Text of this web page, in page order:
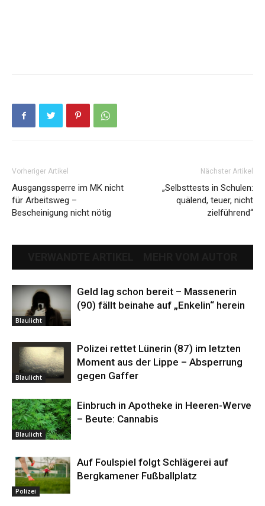
Vorheriger Artikel
Ausgangssperre im MK nicht
für Arbeitsweg –
Bescheinigung nicht nötig
Nächster Artikel
„Selbsttests in Schulen:
quälend, teuer, nicht
zielführend“
Blaulicht
Geld lag schon bereit – Massenerin
(90) fällt beinahe auf „Enkelin“ herein
Blaulicht
Polizei rettet Lünerin (87) im letzten
Moment aus der Lippe – Absperrung
gegen Gaffer
Blaulicht
Einbruch in Apotheke in Heeren-Werve
– Beute: Cannabis
Polizei
Auf Foulspiel folgt Schlägerei auf
Bergkamener Fußballplatz